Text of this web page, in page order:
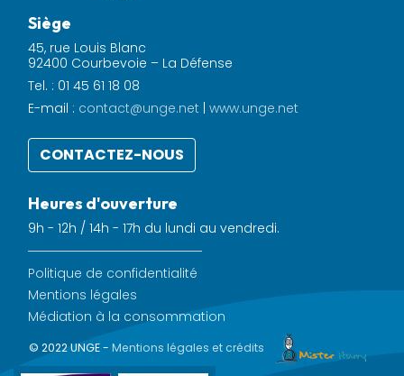
Siège
45, rue Louis Blanc
92400 Courbevoie – La Défense
Tel. : 01 45 61 18 08
E-mail : contact@unge.net | www.unge.net
CONTACTEZ-NOUS
Heures d'ouverture
9h - 12h / 14h - 17h du lundi au vendredi.
Politique de confidentialité
Mentions légales
Médiation à la consommation
© 2022 UNGE - Mentions légales et crédits